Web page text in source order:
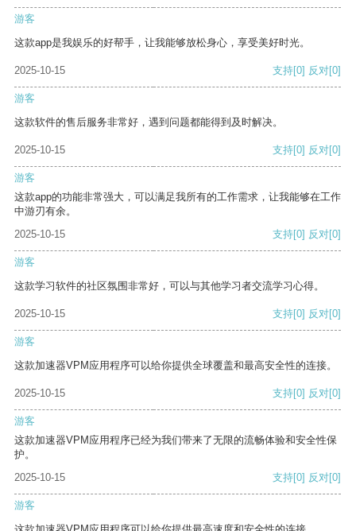
游客
这款app是我娱乐的好帮手，让我能够放松身心，享受美好时光。
2025-10-15 支持[0] 反对[0]
游客
这款软件的售后服务非常好，遇到问题都能得到及时解决。
2025-10-15 支持[0] 反对[0]
游客
这款app的功能非常强大，可以满足我所有的工作需求，让我能够在工作
中游刃有余。
2025-10-15
支持[0] 反对[0]
游客
这款学习软件的社区氛围非常好，可以与其他学习者交流学习心得。
2025-10-15 支持[0] 反对[0]
游客
这款加速器VPM应用程序可以给你提供全球覆盖和最高安全性的连接。
2025-10-15 支持[0] 反对[0]
游客
这款加速器VPM应用程序已经为我们带来了无限的流畅体验和安全性保
护。
2025-10-15
支持[0] 反对[0]
游客